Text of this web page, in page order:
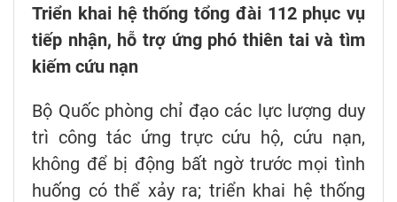
Triển khai hệ thống tổng đài 112 phục vụ
tiếp nhận, hỗ trợ ứng phó thiên tai và tìm
kiếm cứu nạn
Bộ Quốc phòng chỉ đạo các lực lượng duy
trì công tác ứng trực cứu hộ, cứu nạn,
không để bị động bất ngờ trước mọi tình
huống có thể xảy ra; triển khai hệ thống